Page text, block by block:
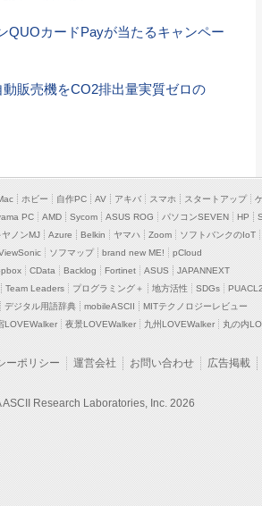
QUOカードPayが当たるキャンペー
販売機をCO2排出量実質ゼロの
ホビー 自作PC AV アキバ スマホ スタートアップ
PC AMD Sycom ASUS ROG パソコンSEVEN HP
ヤノンMJ Azure Belkin ヤマハ Zoom
ソフトバンクのIoT
ソフマップ brand new ME!
pCloud
CData Backlog Fortinet ASUS
JAPANNEXT
Team Leaders プログラミング＋ 地方活性 SDGs
デジタル用語辞典 mobileASCII
MITテクノロジーレビュー
LOVEWalker 夜景LOVEWalker 九州LOVEWalker 丸の内
ーポリシー 運営会社 お問い合わせ 広告掲載
ASCII Research Laboratories, Inc. 2026